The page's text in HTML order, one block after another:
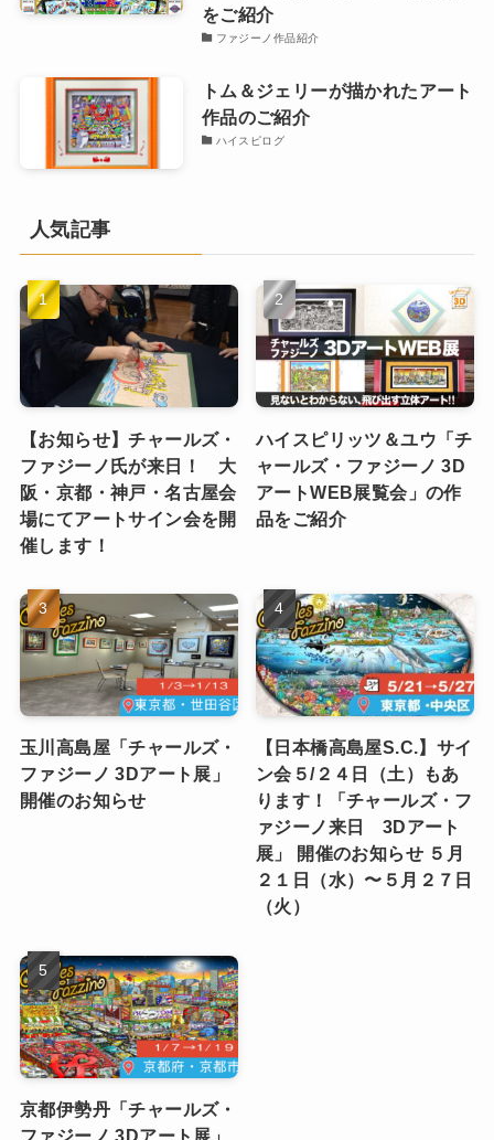
をご紹介
ファジーノ作品紹介
トム＆ジェリーが描かれたアート
作品のご紹介
ハイスピログ
人気記事
【お知らせ】チャールズ・
ファジーノ氏が来日！ 大
阪・京都・神戸・名古屋会
場にてアートサイン会を開
催します！
ハイスピリッツ＆ユウ「チ
ャールズ・ファジーノ 3D
アートWEB展覧会」の作
品をご紹介
玉川高島屋「チャールズ・
ファジーノ 3Dアート展」
開催のお知らせ
【日本橋高島屋S.C.】サイ
ン会５/２４日（土）もあ
ります！「チャールズ・フ
ァジーノ来日 3Dアート
展」 開催のお知らせ ５月
２１日（水）〜５月２７日
（火）
京都伊勢丹「チャールズ・
ファジーノ 3Dアート展」